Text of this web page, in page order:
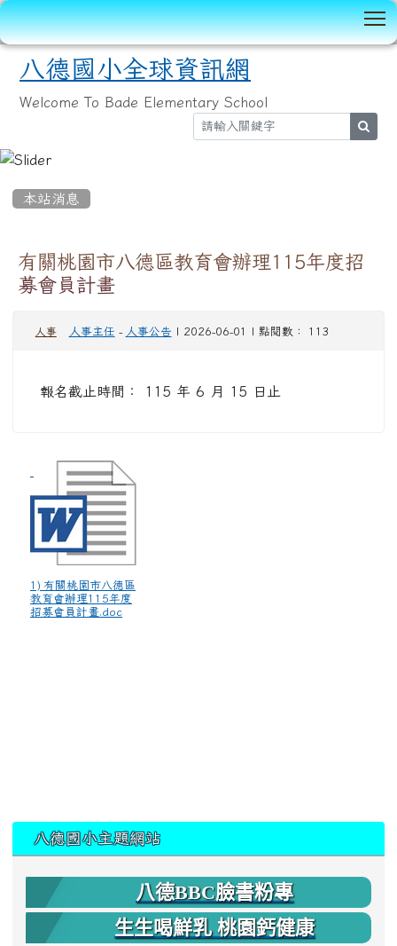
八德國小全球資訊網
Welcome To Bade Elementary School
本站消息
有關桃園市八德區教育會辦理115年度招
募會員計畫
人事 人事主任 - 人事公告 | 2026-06-01 | 點閱數： 113
報名截止時間： 115 年 6 月 15 日止
1) 有關桃園市八德區
教育會辦理115年度
招募會員計畫.doc
八德國小主題網站
八德BBC臉書粉專
生生喝鮮乳 桃園鈣健康